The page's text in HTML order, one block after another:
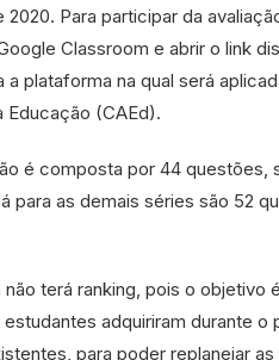
Para participar da
Classroom e abrir o link
a plataforma na qual será
Educação (CAEd).
é composta por 44
para as demais séries são 52
terá ranking, pois o objetivo
adquiriram durante o
para poder replanejar